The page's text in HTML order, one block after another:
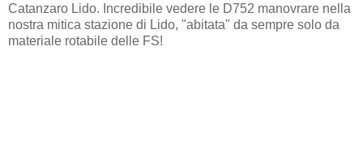
Catanzaro Lido. Incredibile vedere le D752 manovrare nella
nostra mitica stazione di Lido, "abitata" da sempre solo da
materiale rotabile delle FS!